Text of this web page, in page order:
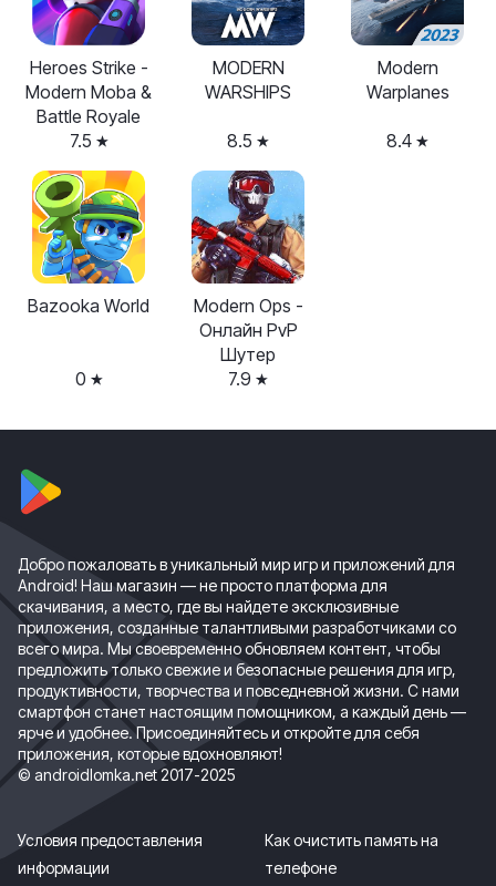
Heroes Strike -
Modern Moba &
Battle Royale
7.5
MODERN
WARSHIPS
8.5
Modern
Warplanes
8.4
Bazooka World
0
Modern Ops -
Онлайн PvP
Шутер
7.9
Добро пожаловать в уникальный мир игр и приложений для
Android! Наш магазин — не просто платформа для
скачивания, а место, где вы найдете эксклюзивные
приложения, созданные талантливыми разработчиками со
всего мира. Мы своевременно обновляем контент, чтобы
предложить только свежие и безопасные решения для игр,
продуктивности, творчества и повседневной жизни. С нами
смартфон станет настоящим помощником, а каждый день —
ярче и удобнее. Присоединяйтесь и откройте для себя
приложения, которые вдохновляют!
© androidlomka.net 2017-2025
Условия предоставления
информации
Как очистить память на
телефоне